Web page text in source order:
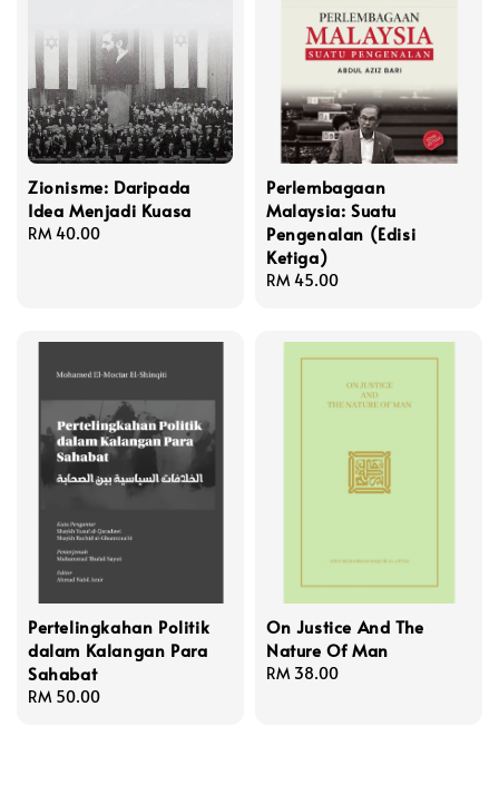
Zionisme: Daripada
Idea Menjadi Kuasa
Regular
RM 40.00
Perlembagaan
Malaysia: Suatu
Pengenalan (Edisi
Ketiga)
Regular
RM 45.00
Pertelingkahan Politik
dalam Kalangan Para
Sahabat
Regular
RM 50.00
On Justice And The
Nature Of Man
Regular
RM 38.00